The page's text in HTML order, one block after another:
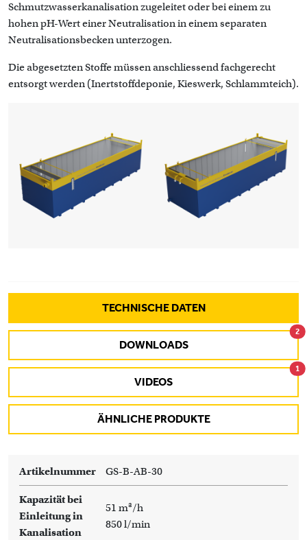
Schmutzwasserkanalisation zugeleitet oder bei einem zu
hohen pH-Wert einer Neutralisation in einem separaten
Neutralisationsbecken unterzogen.
Die abgesetzten Stoffe müssen anschliessend fachgerecht
entsorgt werden (Inertstoffdeponie, Kieswerk, Schlammteich).
TECHNISCHE DATEN
DOWNLOADS
2
VIDEOS
1
ÄHNLICHE PRODUKTE
Artikelnummer GS-B-AB-30
Kapazität bei
Einleitung in
Kanalisation
51 m³/h
850 l/min